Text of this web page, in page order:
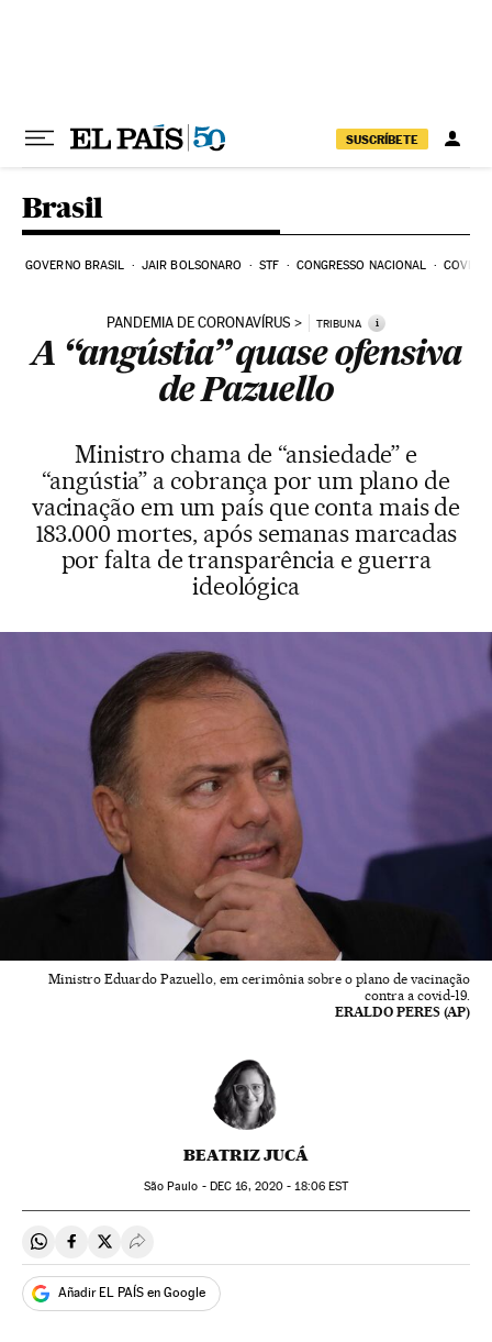
SUSCRÍBETE
Brasil
GOVERNO BRASIL JAIR BOLSONARO STF CONGRESSO NACIONAL COVID-
PANDEMIA DE CORONAVÍRUS TRIBUNA i
A “angústia” quase ofensiva
de Pazuello
Ministro chama de “ansiedade” e
“angústia” a cobrança por um plano de
vacinação em um país que conta mais de
183.000 mortes, após semanas marcadas
por falta de transparência e guerra
ideológica
Ministro Eduardo Pazuello, em cerimônia sobre o plano de vacinação
contra a covid-19.
ERALDO PERES (AP)
BEATRIZ JUCÁ
São Paulo - DEC 16, 2020 - 18:06EST
Compartir en Whatsapp
Compartir en Facebook
Compartir en Twitter
Desplegar Redes Sociales
Añadir EL PAÍS en Google